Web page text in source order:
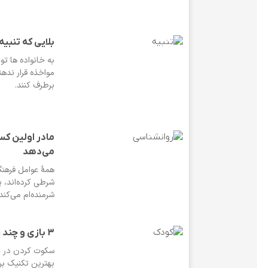
بلایی که
به خانواده
مواخذه قرار
برطرف کنند.
مادر اولین
می‌دهد
همۀ عوامل
شرطی
شرمنده‌ام
3 بازی و چند راهکار برای کنترل خشم کودکان
سکوت کردن در
بهترین تکنیک